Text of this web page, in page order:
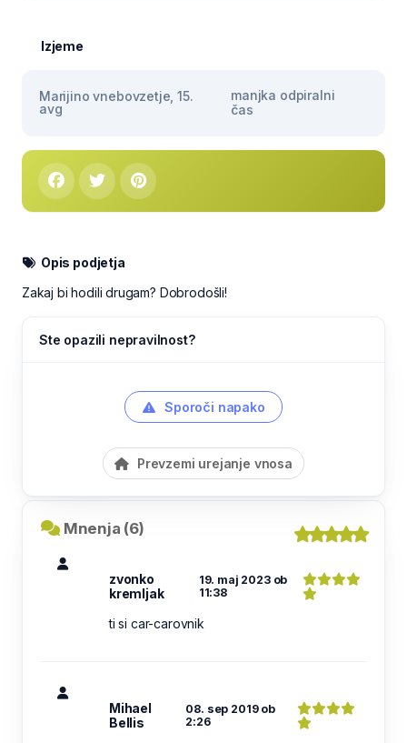
Izjeme
Marijino vnebovzetje, 15.
avg
manjka odpiralni
čas
Opis podjetja
Zakaj bi hodili drugam? Dobrodošli!
Ste opazili nepravilnost?
Sporoči napako
Prevzemi urejanje vnosa
Mnenja (6)
zvonko
kremljak
19. maj 2023 ob
11:38
ti si car-carovnik
Mihael
Bellis
08. sep 2019 ob
2:26